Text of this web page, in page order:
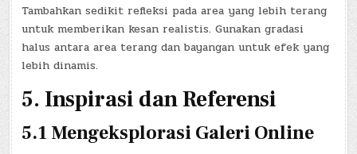
Tambahkan sedikit refleksi pada area yang lebih terang
untuk memberikan kesan realistis. Gunakan gradasi
halus antara area terang dan bayangan untuk efek yang
lebih dinamis.
5. Inspirasi dan Referensi
5.1 Mengeksplorasi Galeri Online